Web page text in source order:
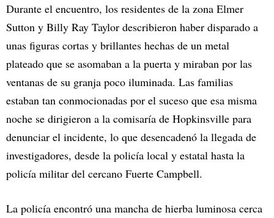
Durante el encuentro, los residentes de la zona Elmer
Sutton y Billy Ray Taylor describieron haber disparado a
unas figuras cortas y brillantes hechas de un metal
plateado que se asomaban a la puerta y miraban por las
ventanas de su granja poco iluminada. Las familias
estaban tan conmocionadas por el suceso que esa misma
noche se dirigieron a la comisaría de Hopkinsville para
denunciar el incidente, lo que desencadenó la llegada de
investigadores, desde la policía local y estatal hasta la
policía militar del cercano Fuerte Campbell.
La policía encontró una mancha de hierba luminosa cerca